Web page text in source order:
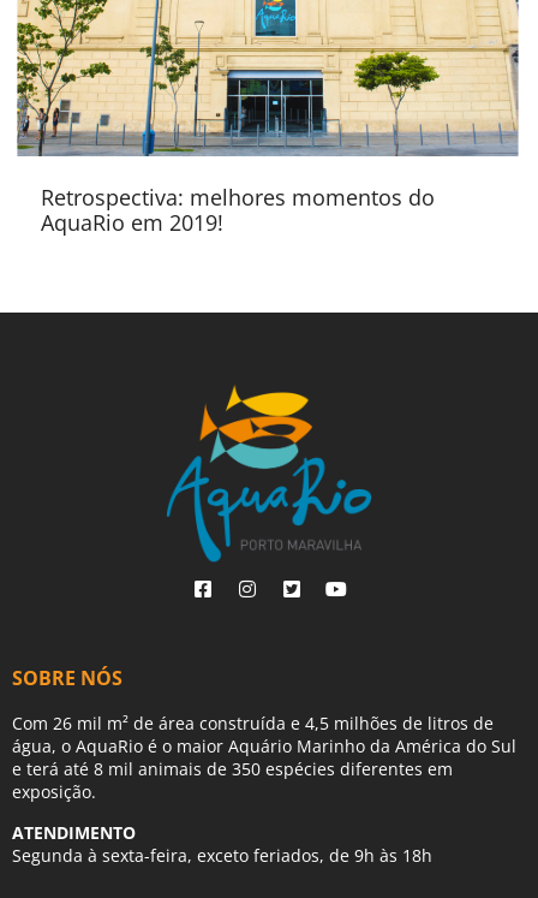
Retrospectiva: melhores momentos do
AquaRio em 2019!
SOBRE NÓS
Com 26 mil m² de área construída e 4,5 milhões de litros de
água, o AquaRio é o maior Aquário Marinho da América do Sul
e terá até 8 mil animais de 350 espécies diferentes em
exposição.
ATENDIMENTO
Segunda à sexta-feira, exceto feriados, de 9h às 18h